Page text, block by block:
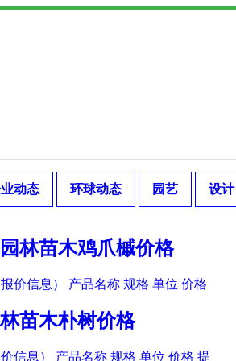
动态 环球动态 园艺 设计
林苗木鸡爪槭价格
价信息） 产品名称 规格 单位 价格
苗木朴树价格
信息） 产品名称 规格 单位 价格 提